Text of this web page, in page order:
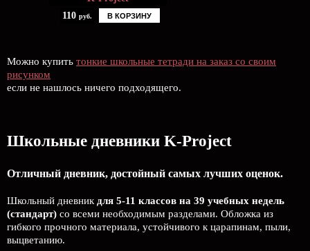
110 руб. В КОРЗИНУ
Можно купить тонкие школьные тетради на заказ со своим
рисунком
если не нашлось ничего подходящего.
Школьные дневники K-Project
Отличный дневник, достойный самых лучших оценок.
Школьный дневник для 5-11 классов на 39 учебных недель
(стандарт) со всеми необходимым разделами. Обложка из
гибкого прочного материала, устойчивого к царапинам, пыли,
выцветанию.